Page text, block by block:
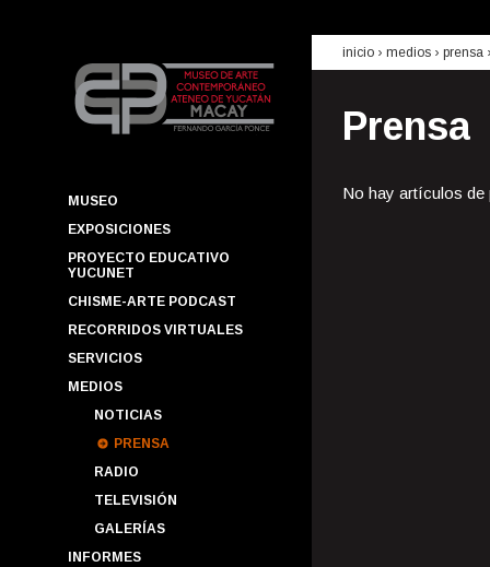
MUSEO
EXPOSICIONES
PROYECTO EDUCATIVO
YUCUNET
CHISME-ARTE PODCAST
RECORRIDOS VIRTUALES
SERVICIOS
MEDIOS
NOTICIAS
PRENSA
RADIO
TELEVISIÓN
GALERÍAS
INFORMES
inicio › medios › prensa
Prensa
No hay artículos de